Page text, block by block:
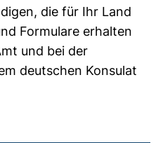
die für Ihr Land
Formulare erhalten
und bei der
deutschen Konsulat